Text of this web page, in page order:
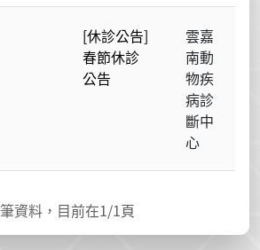
[休診公告]
春節休診
公告
雲嘉
南動
物疾
病診
斷中
心
筆資料，目前在1/1頁